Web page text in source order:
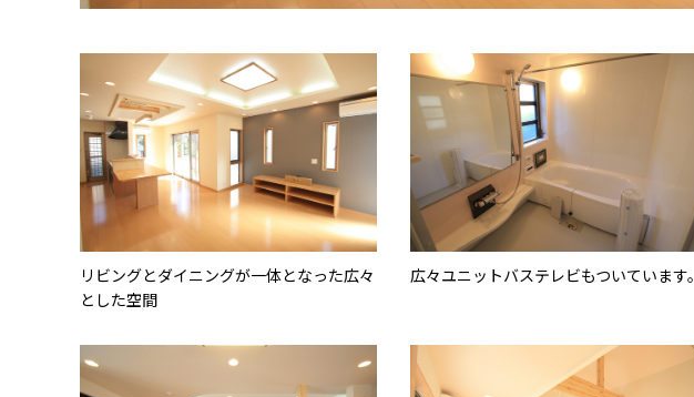
リビングとダイニングが一体となった広々
とした空間
広々ユニットバステレビもついています。